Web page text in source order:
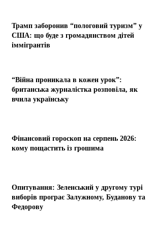
Трамп заборонив “пологовий туризм” у
США: що буде з громадянством дітей
іммігрантів
“Війна проникала в кожен урок”:
британська журналістка розповіла, як
вчила українську
Фінансовий гороскоп на серпень 2026:
кому пощастить із грошима
Опитування: Зеленський у другому турі
виборів програє Залужному, Буданову та
Федорову